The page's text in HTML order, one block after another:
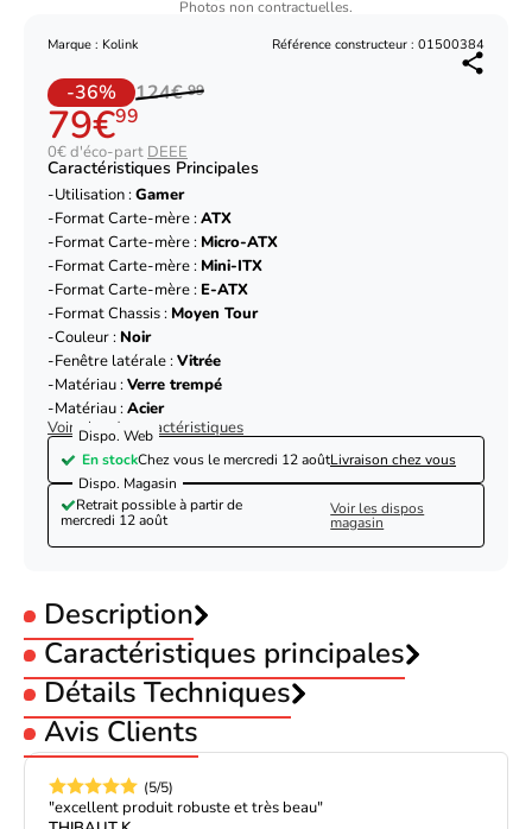
Photos non contractuelles.
Marque : Kolink Référence constructeur : 01500384
-36% 124€ 99
79€99
0€ d'éco-part DEEE
Caractéristiques Principales
Utilisation :Gamer
Format Carte-mère :ATX
Format Carte-mère : Micro-ATX
Format Carte-mère : Mini-ITX
Format Carte-mère : E-ATX
Format Chassis : Moyen Tour
Couleur : Noir
Fenêtre latérale :Vitrée
Matériau :Verre trempé
Matériau :Acier
Voir plus de caractéristiques
Dispo. Web
En stockChez vous le mercredi 12 aoûtLivraison chez vous
Dispo. Magasin
Retrait possible à partir de
mercredi 12 août
Voir les dispos
magasin
Description
Kolink VOID X ARGB - MT/Sans Alim/ATX
Caractéristiques principales
Utilisation :Gamer
Format Carte-mère :ATX
Format Carte-mère :Micro-ATX
Format Carte-mère :Mini-ITX
Format Carte-mère :
Format Chassis : Moyen Tour
Couleur :Noir
Détails Techniques
Dimensions du boîtier
x P)
Avis Clients
(5/5)
"excellent produit robuste et très beau"